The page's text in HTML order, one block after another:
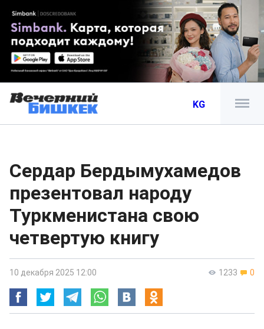
KG
Сердар Бердымухамедов
презентовал народу
Туркменистана свою
четвертую книгу
1233 0
10 декабря 2025 12:00